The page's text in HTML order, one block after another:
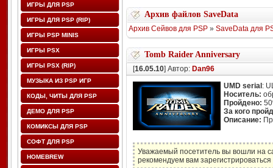
ИГРЫ ДЛЯ PSP
ИГРЫ ДЛЯ PSP (RIP)
ИГРЫ PSP MINIS
ИГРЫ PSX
ИГРЫ PSX (RIP)
МУЗЫКА ИЗ PSP ИГР
КОДЫ, ЧИТЫ ДЛЯ PSP
ДЕМО ДЛЯ PSP
КОМИКСЫ ДЛЯ PSP
СОФТ ДЛЯ PSP
HOMEBREW
Архив файлов SaveData
Архив Сейвов для PSP» SaveData для
Tomb Raider Anniversary
[16.05.10] Автор: Dan96
UMD serial :
Носитель:
Пройдено:
За кого
Описание:
Уважаемый посетитель вы вошли на
рекомендуем вам